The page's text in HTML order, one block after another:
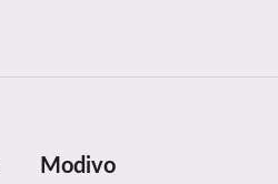
Modivo